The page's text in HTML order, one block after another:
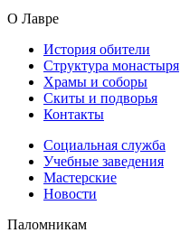
О Лавре
История обители
Структура монастыря
Храмы и соборы
Скиты и подворья
Контакты
Социальная служба
Учебные заведения
Мастерские
Новости
Паломникам